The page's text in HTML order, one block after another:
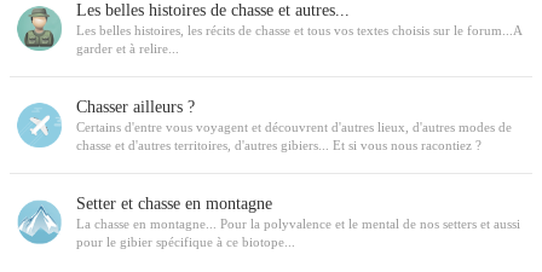
Les belles histoires de chasse et autres...
Les belles histoires, les récits de chasse et tous vos textes choisis sur le forum...A
garder et à relire...
Chasser ailleurs ?
Certains d'entre vous voyagent et découvrent d'autres lieux, d'autres modes de
chasse et d'autres territoires, d'autres gibiers... Et si vous nous racontiez ?
Setter et chasse en montagne
La chasse en montagne... Pour la polyvalence et le mental de nos setters et aussi
pour le gibier spécifique à ce biotope...